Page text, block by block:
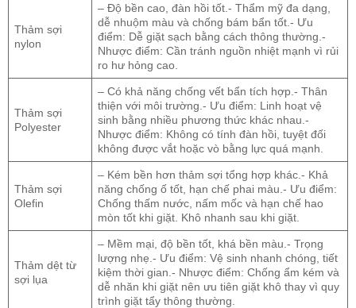
Thảm sợi
nylon
– Độ bền cao, đàn hồi tốt.- Thẩm mỹ đa dạng,
dễ nhuộm màu và chống bám bẩn tốt.- Ưu
điểm: Dễ giặt sạch bằng cách thông thường.-
Nhược điểm: Cần tránh nguồn nhiệt mạnh vì rủi
ro hư hỏng cao.
Thảm sợi
Polyester
– Có khả năng chống vết bẩn tích hợp.- Thân
thiện với môi trường.- Ưu điểm: Linh hoạt vệ
sinh bằng nhiều phương thức khác nhau.-
Nhược điểm: Không có tính đàn hồi, tuyệt đối
không được vắt hoặc vò bằng lực quá mạnh.
Thảm sợi
Olefin
– Kém bền hơn thảm sợi tổng hợp khác.- Khả
năng chống ố tốt, hạn chế phai màu.- Ưu điểm:
Chống thấm nước, nấm mốc và hạn chế hao
mòn tốt khi giặt. Khô nhanh sau khi giặt.
Thảm dệt từ
sợi lụa
– Mềm mại, độ bền tốt, khá bền màu.- Trọng
lượng nhẹ.- Ưu điểm: Vệ sinh nhanh chóng, tiết
kiệm thời gian.- Nhược điểm: Chống ẩm kém và
dễ nhăn khi giặt nên ưu tiên giặt khô thay vì quy
trình giặt tẩy thông thường.